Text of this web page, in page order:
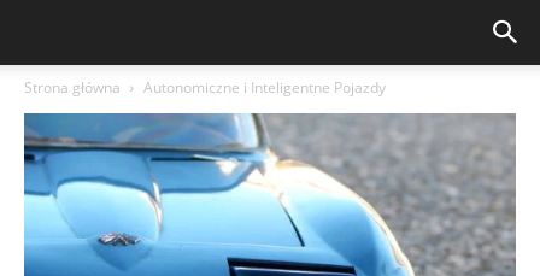
Strona główna Autonomiczne i Inteligentne Pojazdy